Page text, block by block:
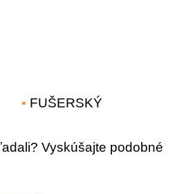
FUŠERSKÝ
Vyskúšajte podobné